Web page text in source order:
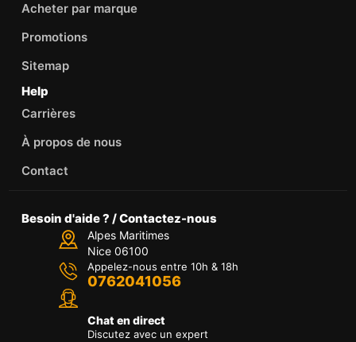
Acheter par marque
Promotions
Sitemap
Help
Carrières
À propos de nous
Contact
Besoin d'aide ? / Contactez-nous
Alpes Maritimes
Nice 06100
Appelez-nous entre 10h & 18h
0762041056
Chat en direct
Discutez avec un expert